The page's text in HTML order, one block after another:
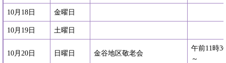
10月18日 金曜日
10月19日 土曜日
10月20日 日曜日 金谷地区敬老会
午前11時
～